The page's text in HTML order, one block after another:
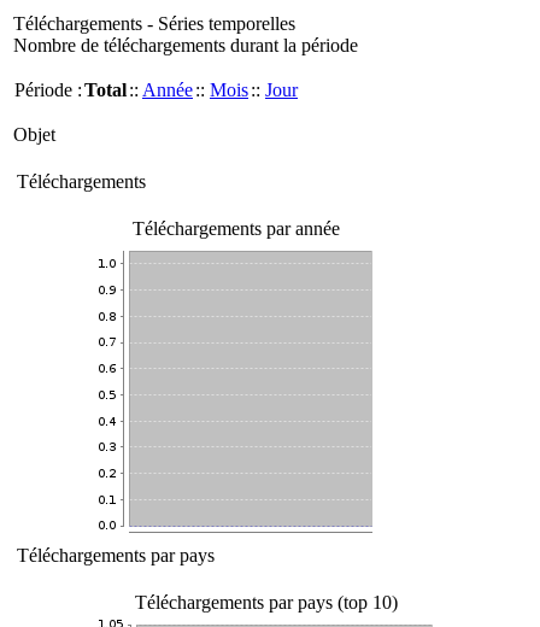
Téléchargements - Séries temporelles
Nombre de téléchargements durant la période
Période :Total:: Année:: Mois:: Jour
Objet
Téléchargements
Téléchargements par année
Téléchargements par pays
Téléchargements par pays (top 10)